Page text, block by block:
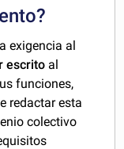
exigencia al
escrito al
funciones,
redactar esta
colectivo